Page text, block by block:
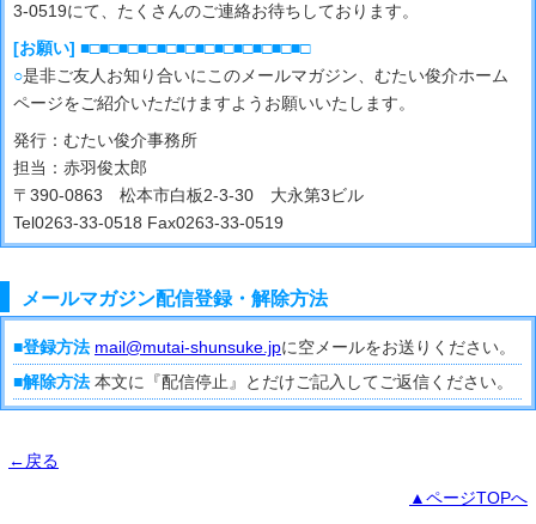
3-0519にて、たくさんのご連絡お待ちしております。
[お願い] ■□■□■□■□■□■□■□■□■□■□■□■□
○是非ご友人お知り合いにこのメールマガジン、むたい俊介ホーム
ページをご紹介いただけますようお願いいたします。
発行：むたい俊介事務所
担当：赤羽俊太郎
〒390-0863 松本市白板2-3-30 大永第3ビル
Tel0263-33-0518 Fax0263-33-0519
メールマガジン配信登録・解除方法
■登録方法 mail@mutai-shunsuke.jpに空メールをお送りください。
■解除方法本文に『配信停止』とだけご記入してご返信ください。
←戻る
▲ページTOPへ